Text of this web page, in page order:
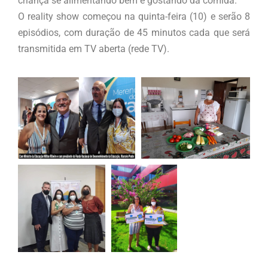
O reality show começou na quinta-feira (10) e serão 8
episódios, com duração de 45 minutos cada que será
transmitida em TV aberta (rede TV).